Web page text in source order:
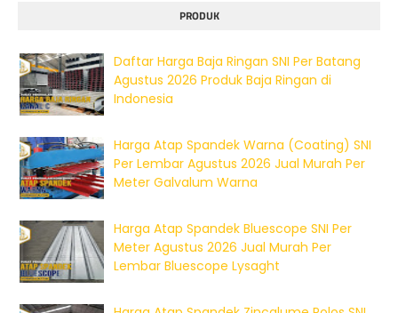
PRODUK
Daftar Harga Baja Ringan SNI Per Batang
Agustus 2026 Produk Baja Ringan di
Indonesia
Harga Atap Spandek Warna (Coating) SNI
Per Lembar Agustus 2026 Jual Murah Per
Meter Galvalum Warna
Harga Atap Spandek Bluescope SNI Per
Meter Agustus 2026 Jual Murah Per
Lembar Bluescope Lysaght